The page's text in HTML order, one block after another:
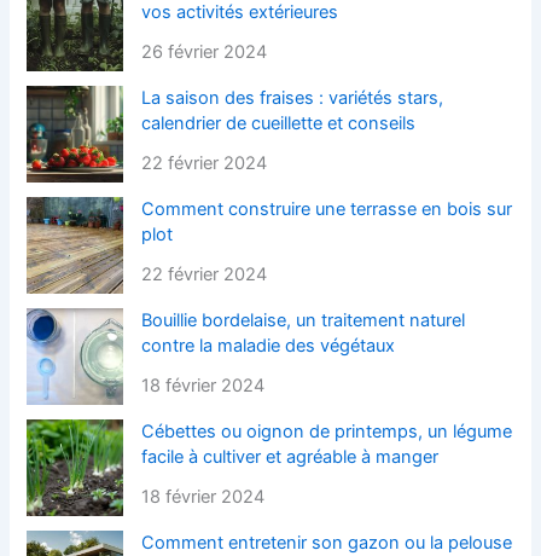
vos activités extérieures
26 février 2024
La saison des fraises : variétés stars,
calendrier de cueillette et conseils
22 février 2024
Comment construire une terrasse en bois sur
plot
22 février 2024
Bouillie bordelaise, un traitement naturel
contre la maladie des végétaux
18 février 2024
Cébettes ou oignon de printemps, un légume
facile à cultiver et agréable à manger
18 février 2024
Comment entretenir son gazon ou la pelouse